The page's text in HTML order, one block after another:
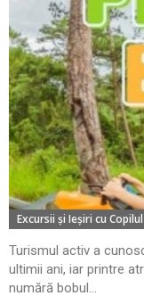
Excursii şi Ieşiri cu Copilul
Turismul activ a
ultimii ani, iar printre
numără bobul...